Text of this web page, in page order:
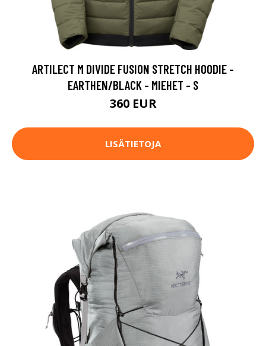
ARTILECT M DIVIDE FUSION STRETCH HOODIE -
EARTHEN/BLACK - MIEHET - S
360 EUR
LISÄTIETOJA